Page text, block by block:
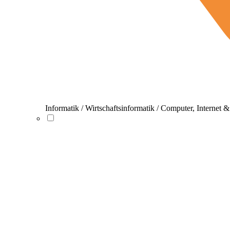
Informatik / Wirtschaftsinformatik / Computer, Internet